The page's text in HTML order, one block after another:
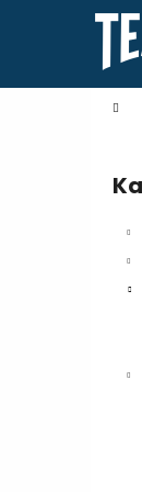
í
Späť
do
Späť
do